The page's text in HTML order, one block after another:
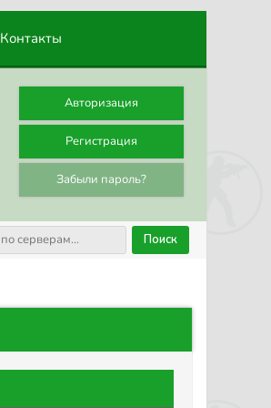
Контакты
Авторизация
Регистрация
Забыли пароль?
Поиск